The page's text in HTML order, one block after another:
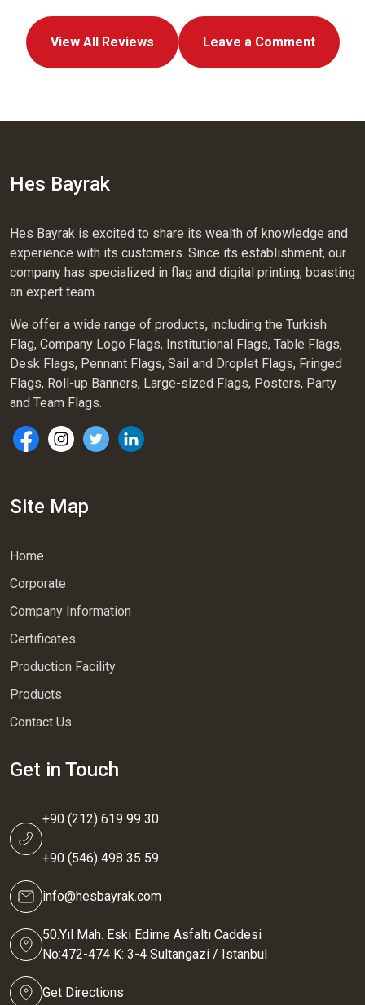
View All Reviews Leave a Comment
Hes Bayrak
Hes Bayrak is excited to share its wealth of knowledge and
experience with its customers. Since its establishment, our
company has specialized in flag and digital printing, boasting
an expert team.
We offer a wide range of products, including the Turkish
Flag, Company Logo Flags, Institutional Flags, Table Flags,
Desk Flags, Pennant Flags, Sail and Droplet Flags, Fringed
Flags, Roll-up Banners, Large-sized Flags, Posters, Party
and Team Flags.
Site Map
Home
Corporate
Company Information
Certificates
Production Facility
Products
Contact Us
Get in Touch
+90 (212) 619 99 30
+90 (546) 498 35 59
info@hesbayrak.com
50.Yıl Mah. Eski Edirne Asfaltı Caddesi
No:472-474 K: 3-4 Sultangazi / Istanbul
Get Directions